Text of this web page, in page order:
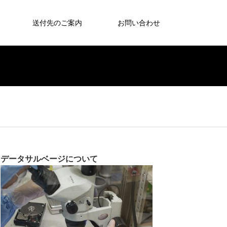
送付先のご案内 お問い合わせ
データサルベージについて